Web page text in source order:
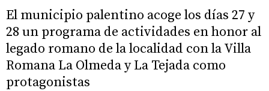
El municipio palentino acoge los días 27 y
28 un programa de actividades en honor al
legado romano de la localidad con la Villa
Romana La Olmeda y La Tejada como
protagonistas